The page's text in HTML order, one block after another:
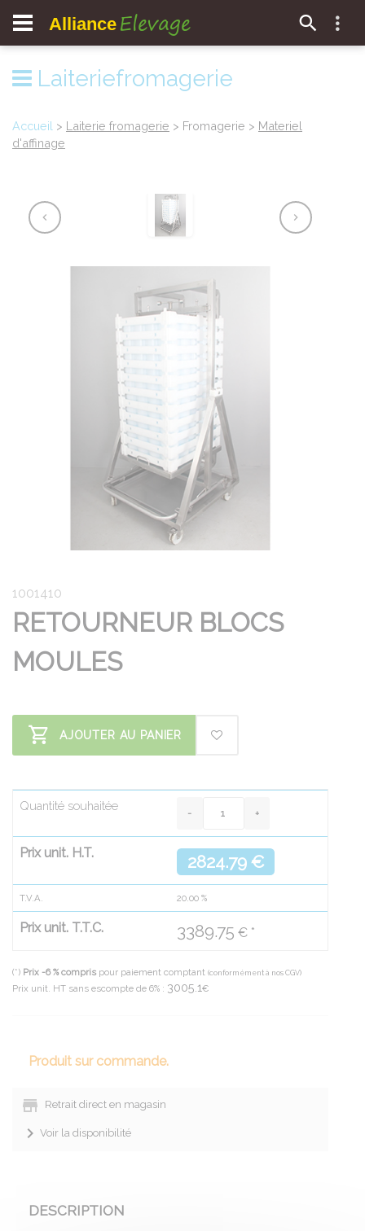
Alliance Elevage
Laiteriefromagerie
Accueil > Laiterie fromagerie > Fromagerie > Materiel
d'affinage
1001410
RETOURNEUR BLOCS
MOULES
AJOUTER AU PANIER
Quantité souhaitée
Prix unit. H.T. 2824.79 €
T.V.A. 20.00 %
Prix unit. T.T.C. 3389.75 € *
(*) Prix -6 % compris pour paiement comptant (conformément à nos CGV)
Prix unit. HT sans escompte de 6% : 3005.1€
Produit sur commande.
Retrait direct en magasin
Voir la disponibilité
DESCRIPTION